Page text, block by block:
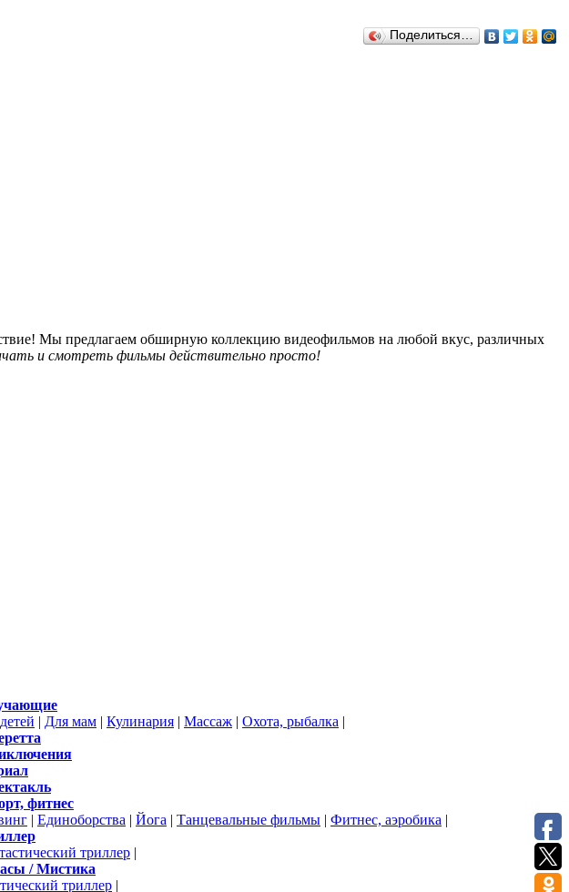
Поделиться…
Мы предлагаем обширную коллекцию видеофильмов на любой вкус, различных
и смотреть фильмы действительно просто!
| Для мам | Кулинария | Массаж | Охота, рыбалка |
фитнес
| Единоборства | Йога | Танцевальные фильмы | Фитнес, аэробика |
триллер |
/ Мистика
триллер |